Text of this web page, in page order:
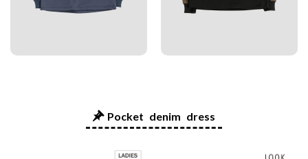
Pocket denim dress